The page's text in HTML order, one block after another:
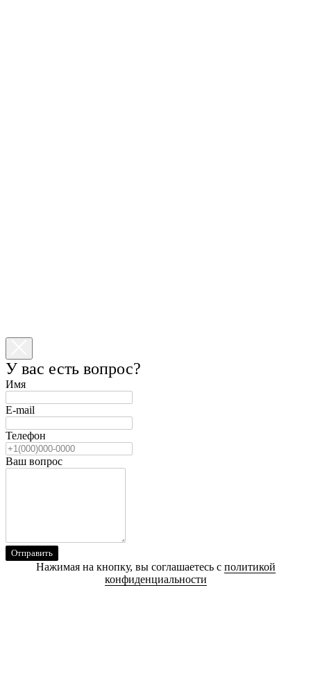
У вас есть вопрос?
Имя
E-mail
Телефон
Ваш вопрос
Отправить
Нажимая на кнопку, вы соглашаетесь с политикой
конфиденциальности